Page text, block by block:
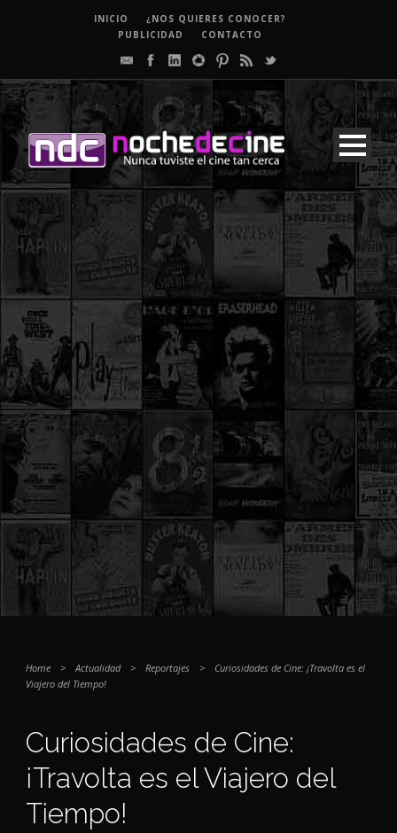
INICIO
¿NOS QUIERES CONOCER?
PUBLICIDAD
CONTACTO
Home > Actualidad > Reportajes >
Curiosidades de Cine: ¡Travolta es el
Viajero del Tiempo!
Curiosidades de Cine:
¡Travolta es el Viajero del
Tiempo!